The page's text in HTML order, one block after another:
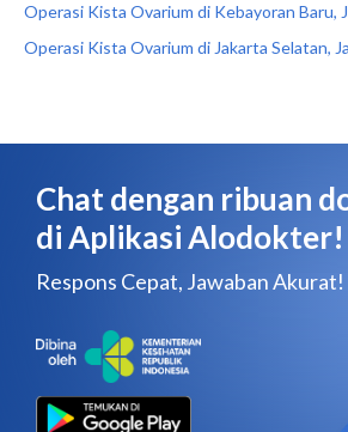
Operasi Kista Ovarium di Kebayoran Baru,
Operasi Kista Ovarium di Jakarta Selatan,